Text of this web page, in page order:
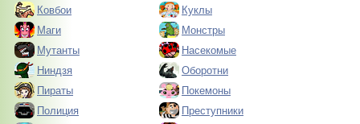
Ковбои
Куклы
Маги
Монстры
Мутанты
Насекомые
Ниндзя
Оборотни
Пираты
Покемоны
Полиция
Преступники